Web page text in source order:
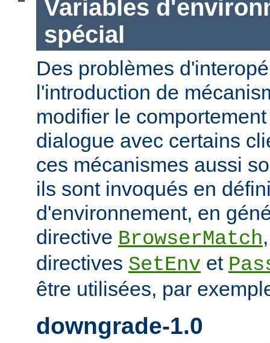
Variables
spécial
Des problèmes
l'introduction de
modifier le
dialogue avec certains
ces mécanismes aussi
ils sont invoqués en
d'environnement, en
directive BrowserMatch
directives SetEnv et
être utilisées, par
downgrade-1.0